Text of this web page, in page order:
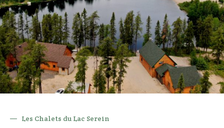
— Les Chalets du Lac Serein